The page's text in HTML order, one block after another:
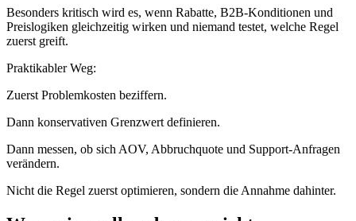
Besonders kritisch wird es, wenn Rabatte, B2B-Konditionen und
Preislogiken gleichzeitig wirken und niemand testet, welche Regel
zuerst greift.
Praktikabler Weg:
Zuerst Problemkosten beziffern.
Dann konservativen Grenzwert definieren.
Dann messen, ob sich AOV, Abbruchquote und Support-Anfragen
verändern.
Nicht die Regel zuerst optimieren, sondern die Annahme dahinter.